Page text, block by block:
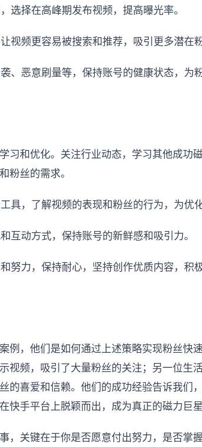
选择在高峰期发布视频，提高曝光率。
视频更容易被搜索和推荐，吸引更多潜在粉
、恶意刷量等，保持账号的健康状态，为
习和优化。关注行业动态，学习其他成功
粉丝的需求。
具，了解视频的表现和粉丝的行为，为优
互动方式，保持账号的新鲜感和吸引力。
努力，保持耐心，坚持创作优质内容，积
例，他们是如何通过上述策略实现粉丝快
视频，吸引了大量粉丝的关注；另一位生
的喜爱和信赖。他们的成功经验告诉我们
手平台上脱颖而出，成为真正的磁力巨星
，关键在于你是否愿意付出努力，是否掌